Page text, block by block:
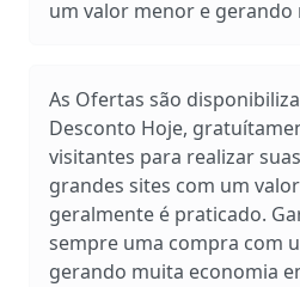
um valor menor e gerando
As Ofertas são
Desconto Hoje,
visitantes para realizar
grandes sites com um
geralmente é praticado.
sempre uma compra com
gerando muita economia